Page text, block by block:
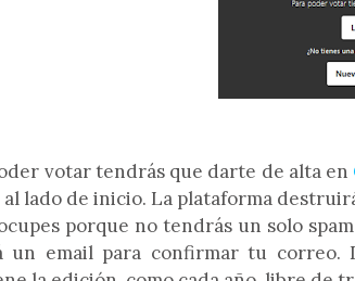
votar tendrás que darte de alta en
lado de inicio. La plataforma
porque no tendrás un solo
un email para confirmar tu correo.